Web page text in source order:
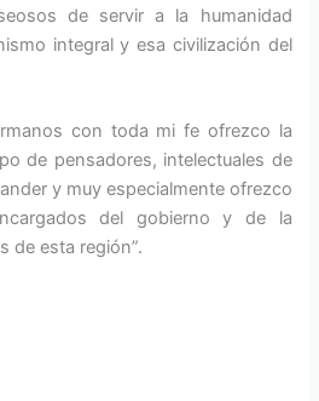
de servir a la humanidad
integral y esa civilización del
con toda mi fe ofrezco la
de pensadores, intelectuales de
y muy especialmente ofrezco
del gobierno y de la
de esta región”.